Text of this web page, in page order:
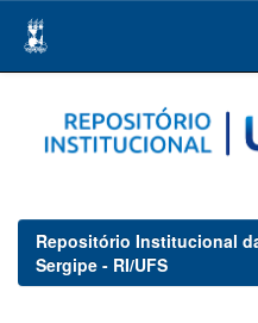
navigation
Repositório Institucional
Sergipe - RI/UFS